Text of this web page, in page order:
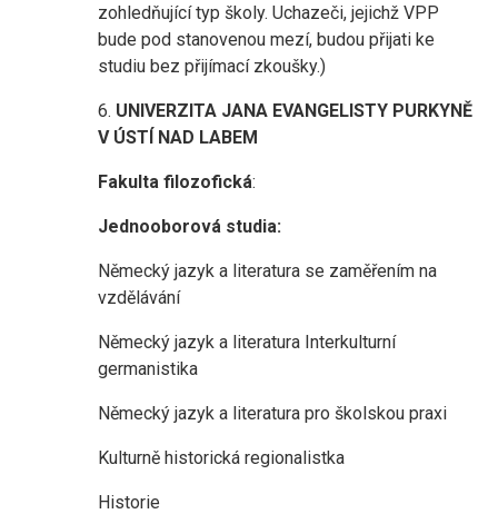
zohledňující typ školy. Uchazeči, jejichž VPP
bude pod stanovenou mezí, budou přijati ke
studiu bez přijímací zkoušky.)
6. UNIVERZITA JANA EVANGELISTY PURKYNĚ
V ÚSTÍ NAD LABEM
Fakulta filozofická:
Jednooborová studia:
Německý jazyk a literatura se zaměřením na
vzdělávání
Německý jazyk a literatura Interkulturní
germanistika
Německý jazyk a literatura pro školskou praxi
Kulturně historická regionalistka
Historie